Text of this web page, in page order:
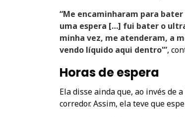
“Me encaminharam para
uma espera […] fui bater o
minha vez, me atenderam, a
vendo líquido aqui dentro'”,
Horas de espera
Ela disse ainda que, ao invés de
corredor. Assim, ela teve que